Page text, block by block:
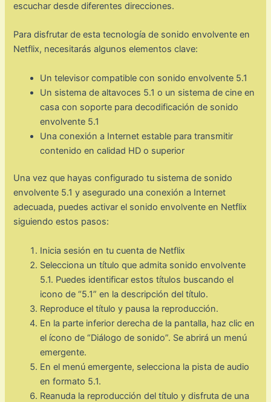
escuchar desde diferentes direcciones.
Para disfrutar de esta tecnología de sonido envolvente en
Netflix, necesitarás algunos elementos clave:
Un televisor compatible con sonido envolvente 5.1
Un sistema de altavoces 5.1 o un sistema de cine en
casa con soporte para decodificación de sonido
envolvente 5.1
Una conexión a Internet estable para transmitir
contenido en calidad HD o superior
Una vez que hayas configurado tu sistema de sonido
envolvente 5.1 y asegurado una conexión a Internet
adecuada, puedes activar el sonido envolvente en Netflix
siguiendo estos pasos:
Inicia sesión en tu cuenta de Netflix
Selecciona un título que admita sonido envolvente
5.1. Puedes identificar estos títulos buscando el
icono de “5.1” en la descripción del título.
Reproduce el título y pausa la reproducción.
En la parte inferior derecha de la pantalla, haz clic en
el ícono de “Diálogo de sonido”. Se abrirá un menú
emergente.
En el menú emergente, selecciona la pista de audio
en formato 5.1.
Reanuda la reproducción del título y disfruta de una